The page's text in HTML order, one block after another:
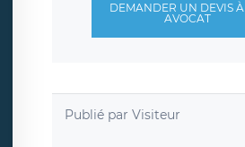
DEMANDER UN DEVIS
AVOCAT
Publié par Visiteur